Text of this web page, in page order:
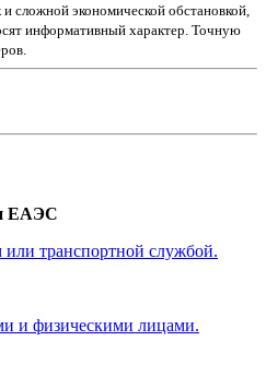
сложной экономической обстановкой,
информативный характер. Точную
и ЕАЭС
транспортной службой.
и физическими лицами.